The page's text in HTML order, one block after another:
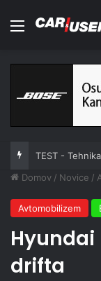
Meni
TEST -
Domov / Novice /
Avtomobilizem
Hyundai
drifta